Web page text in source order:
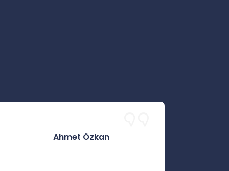
Ahmet Özkan